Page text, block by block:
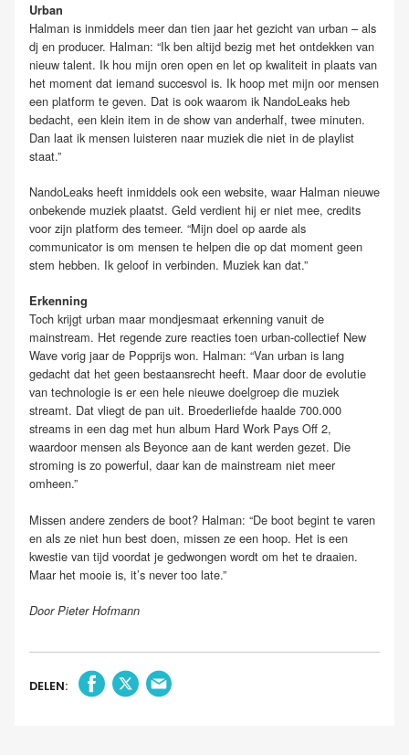
Urban
Halman is inmiddels meer dan tien jaar het gezicht van urban – als
dj en producer. Halman: “Ik ben altijd bezig met het ontdekken van
nieuw talent. Ik hou mijn oren open en let op kwaliteit in plaats van
het moment dat iemand succesvol is. Ik hoop met mijn oor mensen
een platform te geven. Dat is ook waarom ik NandoLeaks heb
bedacht, een klein item in de show van anderhalf, twee minuten.
Dan laat ik mensen luisteren naar muziek die niet in de playlist
staat.”
NandoLeaks heeft inmiddels ook een website, waar Halman nieuwe
onbekende muziek plaatst. Geld verdient hij er niet mee, credits
voor zijn platform des temeer. “Mijn doel op aarde als
communicator is om mensen te helpen die op dat moment geen
stem hebben. Ik geloof in verbinden. Muziek kan dat.”
Erkenning
Toch krijgt urban maar mondjesmaat erkenning vanuit de
mainstream. Het regende zure reacties toen urban-collectief New
Wave vorig jaar de Popprijs won. Halman: “Van urban is lang
gedacht dat het geen bestaansrecht heeft. Maar door de evolutie
van technologie is er een hele nieuwe doelgroep die muziek
streamt. Dat vliegt de pan uit. Broederliefde haalde 700.000
streams in een dag met hun album Hard Work Pays Off 2,
waardoor mensen als Beyonce aan de kant werden gezet. Die
stroming is zo powerful, daar kan de mainstream niet meer
omheen.”
Missen andere zenders de boot? Halman: “De boot begint te varen
en als ze niet hun best doen, missen ze een hoop. Het is een
kwestie van tijd voordat je gedwongen wordt om het te draaien.
Maar het mooie is, it’s never too late.”
Door Pieter Hofmann
DELEN: